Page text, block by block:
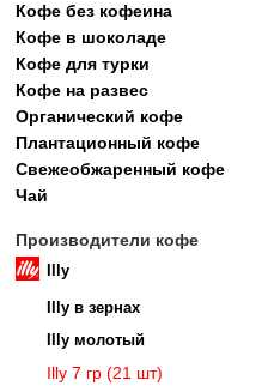
Кофе без кофеина
Кофе в шоколаде
Кофе для турки
Кофе на развес
Органический кофе
Плантационный кофе
Свежеобжаренный кофе
Чай
Производители кофе
Illy
Illy в зернах
Illy молотый
Illy 7 гр (21 шт)